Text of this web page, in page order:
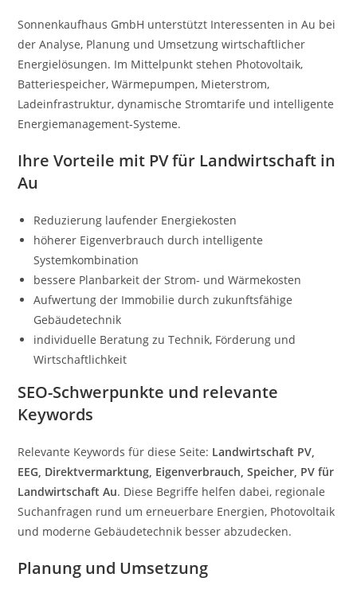
Sonnenkaufhaus GmbH unterstützt Interessenten in Au bei
der Analyse, Planung und Umsetzung wirtschaftlicher
Energielösungen. Im Mittelpunkt stehen Photovoltaik,
Batteriespeicher, Wärmepumpen, Mieterstrom,
Ladeinfrastruktur, dynamische Stromtarife und intelligente
Energiemanagement-Systeme.
Ihre Vorteile mit PV für Landwirtschaft in
Au
Reduzierung laufender Energiekosten
höherer Eigenverbrauch durch intelligente
Systemkombination
bessere Planbarkeit der Strom- und Wärmekosten
Aufwertung der Immobilie durch zukunftsfähige
Gebäudetechnik
individuelle Beratung zu Technik, Förderung und
Wirtschaftlichkeit
SEO-Schwerpunkte und relevante
Keywords
Relevante Keywords für diese Seite: Landwirtschaft PV,
EEG, Direktvermarktung, Eigenverbrauch, Speicher, PV für
Landwirtschaft Au. Diese Begriffe helfen dabei, regionale
Suchanfragen rund um erneuerbare Energien, Photovoltaik
und moderne Gebäudetechnik besser abzudecken.
Planung und Umsetzung